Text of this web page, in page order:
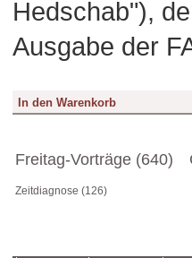
Hedschab"),
Ausgabe der
Freitag-Vorträge (640)
Zeitdiagnose (126)